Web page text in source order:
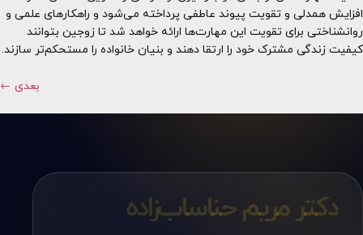
افزایش همدلی و تقویت پیوند عاطفی پرداخته می‌شود و راهکارهای علمی و
روانشناختی برای تقویت این مهارت‌ها ارائه خواهد شد تا زوجین بتوانند
کیفیت زندگی مشترک خود را ارتقا دهند و بنیان خانواده را مستحکم‌تر سازند.
بعدی ←
دکتر مریم حناساب‌زاده